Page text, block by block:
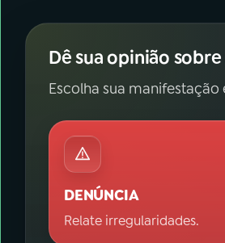
Dê sua opinião
Escolha sua
DENÚNCIA
Relate irregularidades.